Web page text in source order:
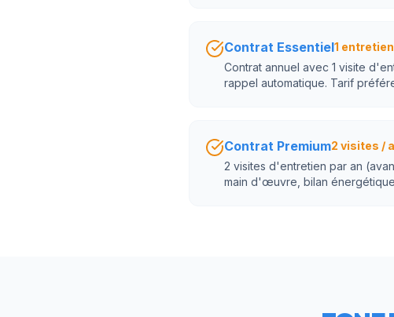
Contrat Essentiel1
Contrat annuel avec 1 visite
rappel automatique. Tarif
Contrat Premium2 visites /
2 visites d'entretien par an
main d'œuvre, bilan énergétique